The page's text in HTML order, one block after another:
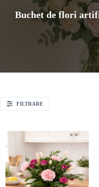
Buchet de flori
FILTRARE